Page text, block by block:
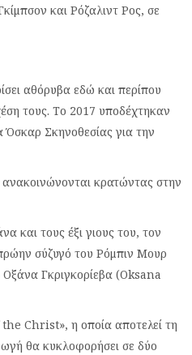
και Ρόζαλιντ Ρος, σε
αθόρυβα εδώ και περίπου
τους. Το 2017 υποδέχτηκαν
Όσκαρ Σκηνοθεσίας για την
κρατώντας στην
και τους έξι γιους του, τον
σύζυγό του Ρόμπιν Μουρ
Γκριγκορίεβα (Oksana
Christ», η οποία αποτελεί τη
θα κυκλοφορήσει σε δύο